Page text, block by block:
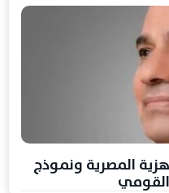
المصرية ونموذج